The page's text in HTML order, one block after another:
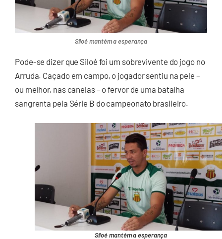
Siloé mantém a esperança
Pode-se dizer que Siloé foi um sobrevivente do jogo no
Arruda. Caçado em campo, o jogador sentiu na pele –
ou melhor, nas canelas – o fervor de uma batalha
sangrenta pela Série B do campeonato brasileiro.
Siloé mantém a esperança